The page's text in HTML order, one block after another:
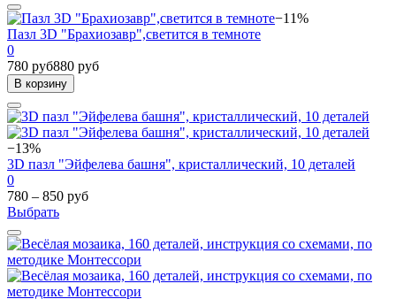
−11%
Пазл 3D "Брахиозавр",светится в темноте
0
780 руб880 руб
В корзину
−13%
3D пазл "Эйфелева башня", кристаллический, 10 деталей
0
780 – 850 руб
Выбрать